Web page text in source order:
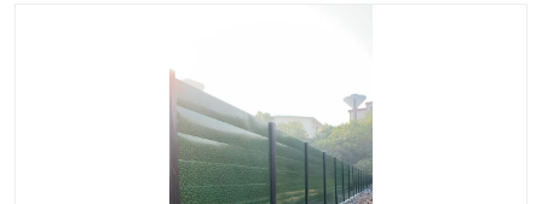
彩钢板
生产加工单板复合围挡 市